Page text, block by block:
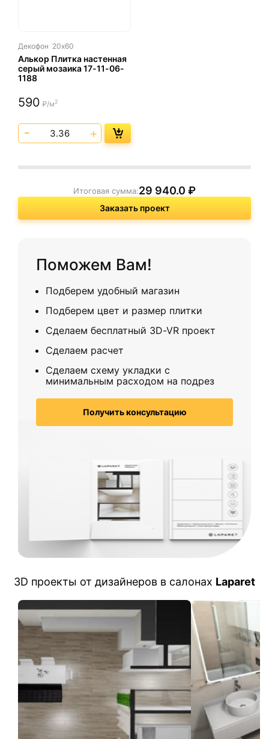
Декофон 20х60
Алькор Плитка настенная
серый мозаика 17-11-06-
1188
590 ₽/м2
Итоговая сумма:29 940.0 ₽
Заказать проект
Поможем Вам!
Подберем удобный магазин
Подберем цвет и размер плитки
Сделаем бесплатный 3D-VR проект
Сделаем расчет
Сделаем схему укладки с
минимальным расходом на подрез
Получить консультацию
3D проекты от дизайнеров в салонах Laparet